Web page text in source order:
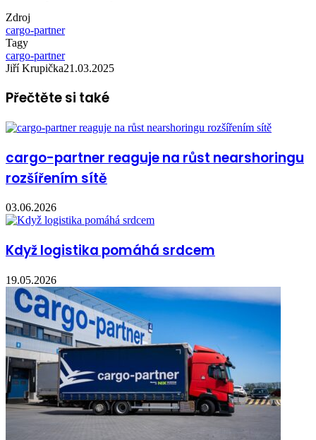
Zdroj
cargo-partner
Tagy
cargo-partner
Jiří Krupička21.03.2025
Přečtěte si také
cargo-partner reaguje na růst nearshoringu
rozšířením sítě
03.06.2026
Když logistika pomáhá srdcem
19.05.2026